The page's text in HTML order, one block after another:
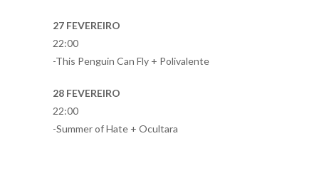
27 FEVEREIRO
22:00
-This Penguin Can Fly + Polivalente
28 FEVEREIRO
22:00
-Summer of Hate + Ocultara